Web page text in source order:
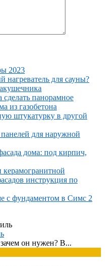
2023
нагреватель для сауны?
панорамное
из газобетона
штукатурку в другой
для наружной
дома: под кирпич,
керамогранитной
инструкция по
с фундаментом в Симс 2
он нужен? В...